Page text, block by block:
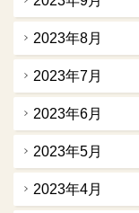
2023年8月
2023年7月
2023年6月
2023年5月
2023年4月